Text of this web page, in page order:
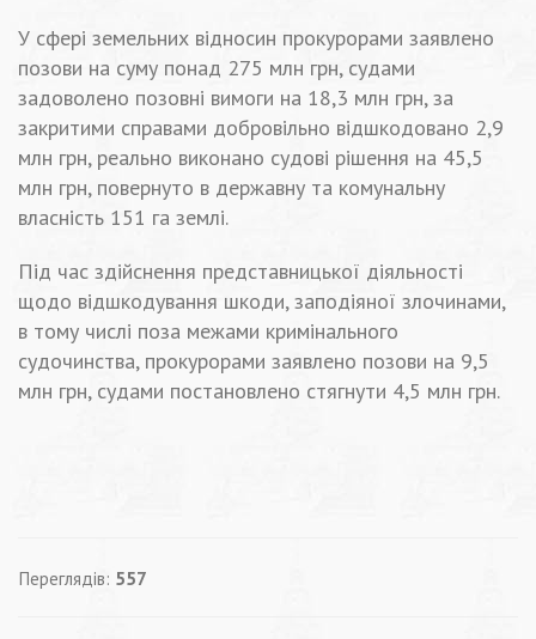
У сфері земельних відносин прокурорами заявлено
позови на суму понад 275 млн грн, судами
задоволено позовні вимоги на 18,3 млн грн, за
закритими справами добровільно відшкодовано 2,9
млн грн, реально виконано судові рішення на 45,5
млн грн, повернуто в державну та комунальну
власність 151 га землі.
Під час здійснення представницької діяльності
щодо відшкодування шкоди, заподіяної злочинами,
в тому числі поза межами кримінального
судочинства, прокурорами заявлено позови на 9,5
млн грн, судами постановлено стягнути 4,5 млн грн.
Переглядів: 557